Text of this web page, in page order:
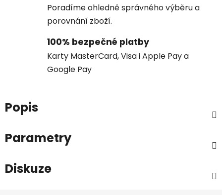
Poradíme ohledně správného výběru a
porovnání zboží.
100% bezpečné platby
Karty MasterCard, Visa i Apple Pay a
Google Pay
Popis
Parametry
Diskuze